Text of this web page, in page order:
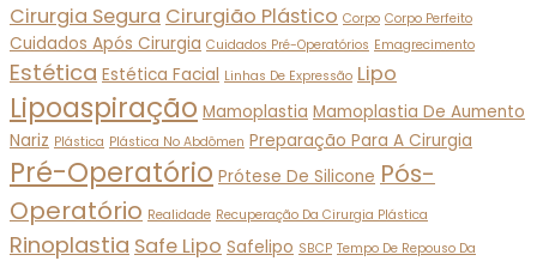
Cirurgia Segura Cirurgião Plástico Corpo Corpo Perfeito
Cuidados Após Cirurgia Cuidados Pré-Operatórios Emagrecimento
Estética Estética Facial Linhas De Expressão Lipo
Lipoaspiração Mamoplastia Mamoplastia De Aumento
Nariz Plástica Plástica No Abdômen Preparação Para A Cirurgia
Pré-Operatório Prótese De Silicone Pós-
Operatório Realidade Recuperação Da Cirurgia Plástica
Rinoplastia Safe Lipo Safelipo SBCP Tempo De Repouso Da